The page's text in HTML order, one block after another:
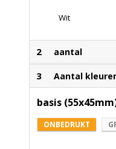
Wit
2 aantal
3 Aantal
basis
ONBEDRUKT